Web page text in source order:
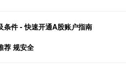
条件 - 快速开通A股账户指南
荐 规安全